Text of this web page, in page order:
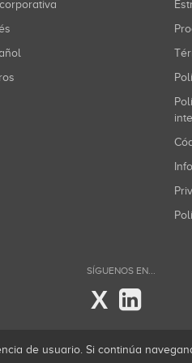
Política de gestión de conflictos de
SÍGUENOS EN...
X
de usuario. Si continúa